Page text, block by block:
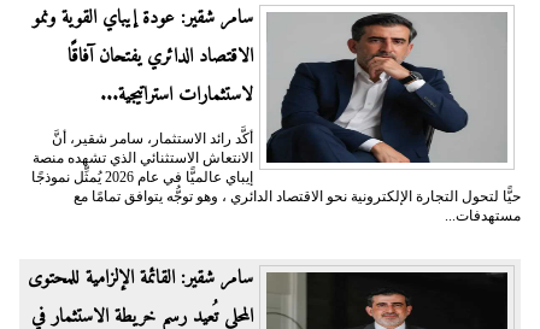
سامر شقير: عودة إيباي القوية ونمو
الاقتصاد الدائري يفتحان آفاقًا
لاستثمارات استراتيجية...
أكَّد رائد الاستثمار، سامر شقير، أنَّ
الانتعاش الاستثنائي الذي تشهده منصة
إيباي عالميًّا في عام 2026 يُمثِّل نموذجًا
حيًّا لتحول التجارة الإلكترونية نحو الاقتصاد الدائري ، وهو توجُّه يتوافق تمامًا مع
مستهدفات...
سامر شقير: القائمة الإلزامية للمحتوى
المحلي تُعيد رسم خريطة الاستثمار في